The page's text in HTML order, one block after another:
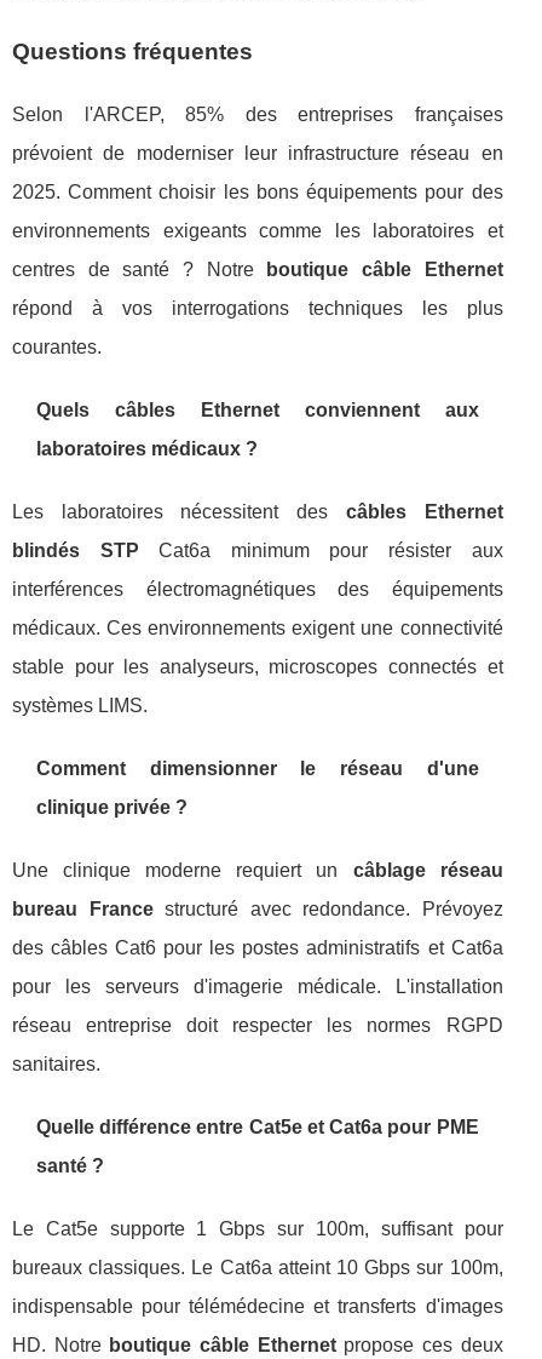
Questions fréquentes
Selon l'ARCEP, 85% des entreprises françaises
prévoient de moderniser leur infrastructure réseau en
2025. Comment choisir les bons équipements pour des
environnements exigeants comme les laboratoires et
centres de santé ? Notre
boutique câble Ethernet
répond à vos interrogations techniques les plus
courantes.
Quels câbles Ethernet conviennent aux
laboratoires médicaux ?
Les laboratoires nécessitent des câbles Ethernet
blindés STP Cat6a minimum pour résister aux
interférences électromagnétiques des équipements
médicaux. Ces environnements exigent une connectivité
stable pour les analyseurs, microscopes connectés et
systèmes LIMS.
Comment dimensionner le réseau d'une
clinique privée ?
Une clinique moderne requiert un câblage réseau
bureau Francestructuré avec redondance. Prévoyez
des câbles Cat6 pour les postes administratifs et Cat6a
pour les serveurs d'imagerie médicale. L'installation
réseau entreprise doit respecter les normes RGPD
sanitaires.
Quelle différence entre Cat5e et Cat6a pour PME
santé ?
Le Cat5e supporte 1 Gbps sur 100m, suffisant pour
bureaux classiques. Le Cat6a atteint 10 Gbps sur 100m,
indispensable pour télémédecine et transferts d'images
HD. Notre boutique câble Ethernetpropose ces deux